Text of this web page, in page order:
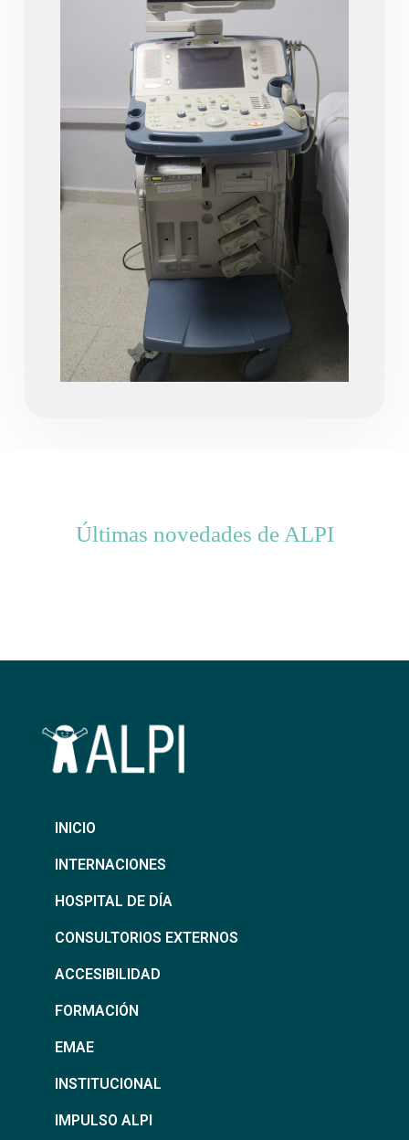
Últimas novedades de ALPI
INICIO
INTERNACIONES
HOSPITAL DE DÍA
CONSULTORIOS EXTERNOS
ACCESIBILIDAD
FORMACIÓN
EMAE
INSTITUCIONAL
IMPULSO ALPI